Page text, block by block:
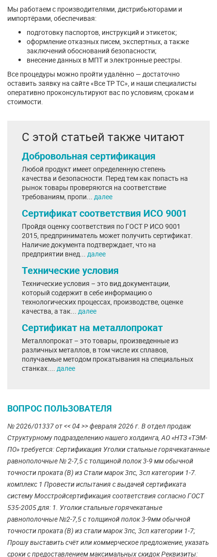
Мы работаем с производителями, дистрибьюторами и
импортёрами, обеспечивая:
подготовку паспортов, инструкций и этикеток;
оформление отказных писем, экспертных, а также
заключений обоснований безопасности;
внесение данных в МПТ и электронные реестры.
Все процедуры можно пройти удалённо — достаточно
оставить заявку на сайте «Все ТР ТС», и наши специалисты
оперативно проконсультируют вас по условиям, срокам и
стоимости.
С этой статьей также читают
Добровольная сертификация
Любой продукт имеет определенную степень
качества и безопасности. Перед тем как попасть на
рынок товары проверяются на соответствие
требованиям, пропи... далее
Сертификат соответствия ИСО 9001
Пройдя оценку соответствия по ГОСТ Р ИСО 9001
2015, предприниматель может получить сертификат.
Наличие документа подтверждает, что на
предприятии внед... далее
Технические условия
Технические условия – это вид документации,
который содержит в себе информацию о
технологических процессах, производстве, оценке
качества, а так... далее
Сертификат на металлопрокат
Металлопрокат – это товары, произведенные из
различных металлов, в том числе их сплавов,
получаемые методом прокатывания на специальных
станках.... далее
ВОПРОС ПОЛЬЗОВАТЕЛЯ
№ 2026/01337 от << 04 >> февраля 2026 г. В отдел продаж
Структурному подразделению нашего холдинга, АО «НТЗ «ТЭМ-
ПО» требуется: Сертификация Уголки стальные горячекатанные
равнополочные № 2-7,5 с толщиной полок 3-9 мм обычной
точности проката (В) из Стали марок 3пс, 3сп категории 1-7.
комплекс 1 Провести испытания с выдачей сертификата
систему Мосстройсертификация соответствия согласно ГОСТ
535-2005 для: 1. Уголки стальные горячекатаные
равнополочные №2-7,5 с толщиной полок 3-9мм обычной
точности проката (В) из стали марок 3пс, 3сп категории 1-7;
Прошу выставить счёт или коммерческое предложение, указать
сроки с предоставлением максимальных скидок Реквизиты: